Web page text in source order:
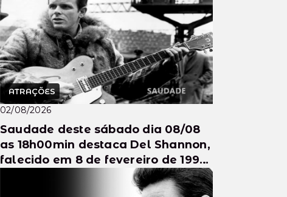
ATRAÇÕES
02/08/2026
Saudade deste sábado dia 08/08
as 18h00min destaca Del Shannon,
falecido em 8 de fevereiro de 1990